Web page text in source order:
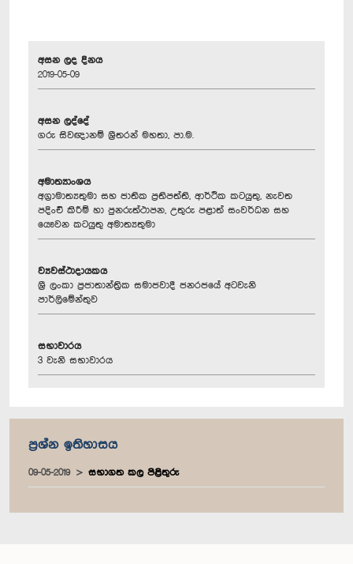
අසන ලද දිනය
2019-05-09
අසන ලද්දේ
ගරු සිවඥානම් ශ්‍රීතරන් මහතා, පා.ම.
අමාත්‍යාංශය
අග්‍රාමාත්‍යතුමා සහ ජාතික ප්‍රතිපත්ති, ආර්ථික කටයුතු, නැවත
පදිංචි කිරීම් හා පුනරුත්ථාපන, උතුරු පළාත් සංවර්ධන සහ
යෞවන කටයුතු අමාත්‍යතුමා
ව්‍යවස්ථාදායකය
ශ්‍රී ලංකා ප්‍රජාතාන්ත්‍රික සමාජවාදී ජනරජයේ අටවැනි
පාර්ලිමේන්තුව
සභාවාරය
3 වැනි සභාවාරය
ප්‍රශ්න ඉතිහාසය
09-05-2019 සභාගත කල පිළිතුරු